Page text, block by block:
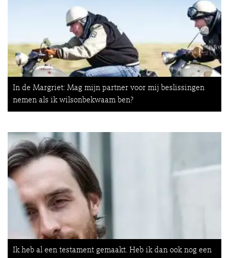
In de Margriet: Mag mijn partner voor mij beslissingen
nemen als ik wilsonbekwaam ben?
Ik heb al een testament gemaakt. Heb ik dan ook nog een